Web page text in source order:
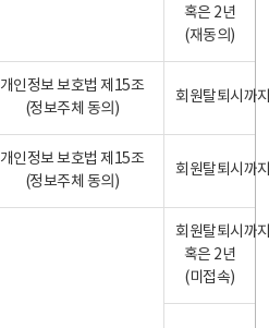
혹은 2년
(재동의)
개인정보 보호법 제15조
(정보주체 동의)
회원탈퇴시까
개인정보 보호법 제15조
(정보주체 동의)
회원탈퇴시까
회원탈퇴시까
혹은 2년
(미접속)